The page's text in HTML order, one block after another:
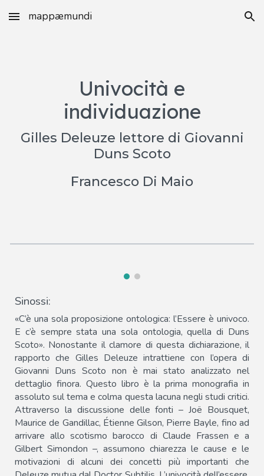
Skip to main content Skip to navigation
mappæmundi
Univocità e
individuazione
Gilles Deleuze lettore di Giovanni
Duns Scoto
Francesco Di Maio
Sinossi:
«C’è una sola proposizione ontologica: l’Essere è univoco.
E c’è sempre stata una sola ontologia, quella di Duns
Scoto». Nonostante il clamore di questa dichiarazione, il
rapporto che Gilles Deleuze intrattiene con l’opera di
Giovanni Duns Scoto non è mai stato analizzato nel
dettaglio finora. Questo libro è la prima monografia in
assoluto sul tema e colma questa lacuna negli studi critici.
Attraverso la discussione delle fonti – Joë Bousquet,
Maurice de Gandillac, Étienne Gilson, Pierre Bayle, fino ad
arrivare allo scotismo barocco di Claude Frassen e a
Gilbert Simondon –, assumono chiarezza le cause e le
motivazioni di alcuni dei concetti più importanti che